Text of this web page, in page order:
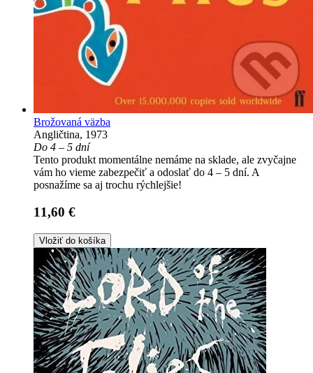
Brožovaná väzba
Angličtina, 1973
Do 4 – 5 dní
Tento produkt momentálne nemáme na sklade, ale zvyčajne
vám ho vieme zabezpečiť a odoslať do 4 – 5 dní. A
posnažíme sa aj trochu rýchlejšie!
11,60 €
Vložiť do košíka